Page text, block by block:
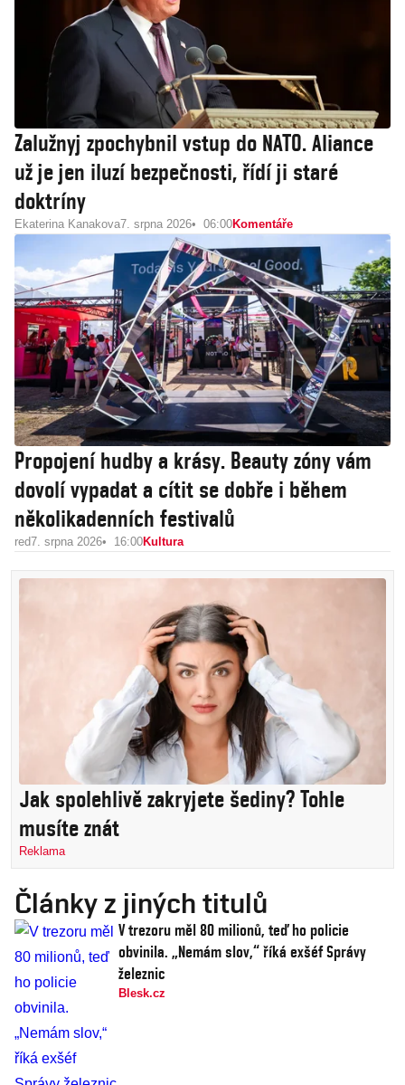
Zalužnyj zpochybnil vstup do NATO. Aliance
už je jen iluzí bezpečnosti, řídí ji staré
doktríny
Ekaterina Kanakova7. srpna 2026 06:00Komentáře
Propojení hudby a krásy. Beauty zóny vám
dovolí vypadat a cítit se dobře i během
několikadenních festivalů
red7. srpna 2026 16:00Kultura
Jak spolehlivě zakryjete šediny? Tohle
musíte znát
Reklama
Články z jiných titulů
V trezoru měl 80 milionů, teď ho policie
obvinila. „Nemám slov,“ říká exšéf Správy
železnic
Blesk.cz